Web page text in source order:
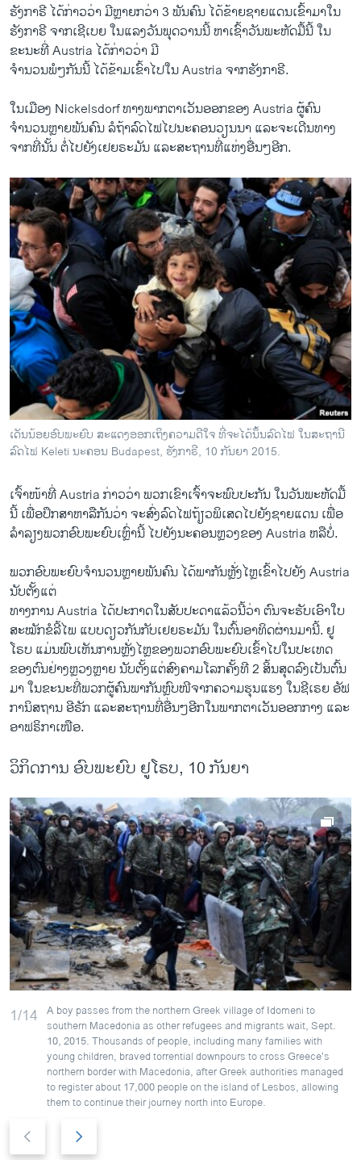
ພາສາຕ່າງໆ
ຮັງ​ກາຣີ ​ໄດ້​ກ່າວ​ວ່າ ມີ​ຫຼາຍ​ກວ່າ 3 ພັນ​ຄົນ ​ໄດ້​ຂ້າ​ຍຊາຍ​ແດນ​ເຂົ້າ​ມາ​ໃນ
ຮັງ​ກາຣີ ຈາກ​ເຊີ​ເບຍ ​ໃນແລງວັນ​ພຸດ​ວານ​ນີ້ ຫາເຊົ້າວັນ​ພະຫັດມື້ນີ້ ​ໃນ​
ຂະນະ​ທີ່ Austria ​ໄດ້​ກ່າວ​ວ່າ ມີ
ຈຳນວນ​ພໍໆກັນ​ນີ້ ​ໄດ້​ຂ້າມ​ເຂົ້າ​ໄປ​ໃນ Austria ຈາກ​ຮັງ​ກາ​ຣີ.
​ໃນເມືອງ Nickelsdorf ທາງພາກ​ຕາ​ເວັນ​ອອກ​ຂອງ Austria ຜູ້​ຄົນ​
ຈຳນວນ​ຫຼາຍ​ພັນ​ຄົນ ລໍຖ້າ​ລົດ​ໄຟ​ໄປນະຄອນ​ວຽນ​ນາ ​ແລະ​ຈະ​ເດີນທາງ
ຈາກ​ທີ່​ນັ້ນ ​ຕໍ່​ໄປ​ຍັງ​ເຢຍຣະມັນ ​ແລະ​ສະຖານ​ທີ່ແຫ່ງ​ອື່ນໆ​ອີກ.
ເດັນນ້ອຍອົບພະຍົບ ສະແດງອອກເຖິງຄວາມດີໃຈ ທີ່ຈະໄດ້ນຶ້ນລົດໄຟ ໃນສະຖານີ
ລົດໄຟ Keleti ນະຄອນ Budapest, ຮັງກາຣີ, 10 ກັນຍາ 2015.
​ເຈົ້າ​ໜ້າ​ທີ່ Austria ກ່າວ​ວ່າ ພວກ​ເຂົາ​ເຈົ້າ​ຈະ​ພົບ​ປະກັນ ​ໃນ​ວັນ​ພະຫັດ​ມື້​
ນີ້ ​ເພື່ອ​ປຶກສາ​ຫາລື​ກັນ​ວ່າ ຈະ​ສົ່ງ​ລົດ​ໄຟ​ຖ້ຽວພິ​ເສດ​ໄປ​ຍັງ​ຊາຍ​ແດນ ​ເພື່ອ​
ລຳລຽງພວກ​ອົບ​ພະຍົບ​ເຫຼົ່າ​ນີ້ ​ໄປ​ຍັງ​ນະຄອນຫຼວງ​ຂອງ Austria ຫລືບໍ່.
ພວກ​ອົບ​ພະຍົບຈຳນວນ​ຫຼາຍ​ພັນ​ຄົນ ​ໄດ້​ພາກັນ​ຫຼັ່ງ​ໄຫຼ​ເຂົ້າ​ໄປ​ຍັງ Austria
ນັບ​ຕັ້ງ​ແຕ່
ທາງການ Austria ​ໄດ້​ປະກາດໃນ​ສັບປະດາ​ແລ້ວ​ນີ້ວ່າ ຕົນ​ຈະຮັບ​ເອົາ​ໃບ​
ສະໝັກຂໍລີ້​ໄພ​ ​ແບບ​ດຽວ​ກັນ​ກັບ​ເຢຍຣະມັນ ​ໃນ​ຕົ້ນ​ອາທິດ​ຜ່ານ​ມາ​ນີ້. ຢູ​
ໂຣບ ​ແມ່ນ​ພົບ​ເຫັນ​ການ​ຫຼັ່ງ​ໄຫຼຂອງພວກ​ອົບ​ພະຍົບເຂົ້າ​ໄປໃນປະເທດ
ຂອງຕົນຢ່າງ​ຫຼວງ​ຫຼາຍ ນັບ​ຕັ້ງ​ແຕ່​ສົງ​ຄາມ​ໂລກ​ຄັ້ງ​ທີ 2 ສິ້ນສຸດລົງເປັນ​ຕົ້ນ​
ມາ ​ໃນ​ຂະນະ​ທີ່​ພວກ​ຜູ້​ຄົນພາກັນ​ຫຼົບໜີ​ຈາກ​ຄວາມ​ຮຸນ​ແຮງ ​ໃນ​ຊີ​ເຣຍ ອັຟ
ກາ​ນິສຖານ ອີຣັກ ​ແລະ​ສະຖານ​ທີ່ອື່ນໆອີກ​ໃນ​ພາກ​ຕາ​ເວັນ​ອອກ​ກາງ ​ແລະ​
ອາ​ຟຣິກາ​ເໜືອ.
ວິກິດການ ອົບພະຍົບ ຢູໂຣບ, 10 ກັນຍາ
1/14 A boy passes from the northern Greek village of Idomeni to
southern Macedonia as other refugees and migrants wait, Sept.
10, 2015. Thousands of people, including many families with
young children, braved torrential downpours to cross Greece’s
northern border with Macedonia, after Greek authorities managed
to register about 17,000 people on the island of Lesbos, allowing
them to continue their journey north into Europe.